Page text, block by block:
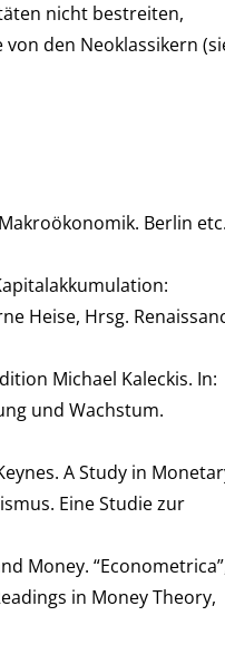
nicht bestreiten,
den Neoklassikern
Berlin etc.
Heise, Hrsg.
Michael Kaleckis. In:
und Wachstum.
A Study in
Eine Studie zur
Money.
in Money Theory,